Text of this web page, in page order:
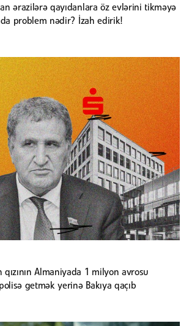
ərazilərə qayıdanlara öz evlərini tikməyə
problem nədir? İzah edirik!
qızının Almaniyada 1 milyon avrosu
getmək yerinə Bakıya qaçıb